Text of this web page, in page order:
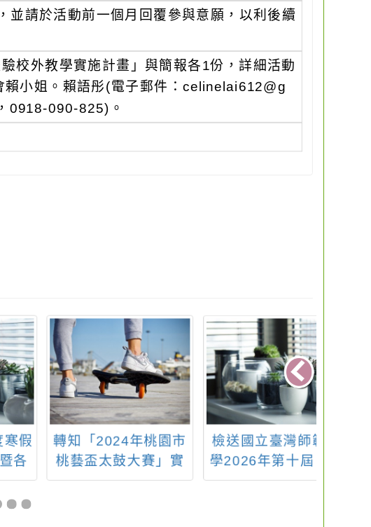
並請於活動前一個月回覆參與意願，以利後續
校外教學實施計畫」與簡報各1份，詳細活動
小姐。賴語彤(電子郵件：celinelai612@g
0918-090-825)。
轉知「2024年桃園市
桃藝盃太鼓大賽」實
施計畫1份，詳如 說
檢送國立臺灣師範大
學2026年第十屆「金
塑獎-我行！我不